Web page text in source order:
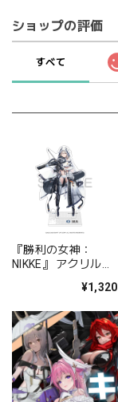
ショップの評価
すべて
『勝利の女神：
NIKKE』 アクリルス
¥1,320